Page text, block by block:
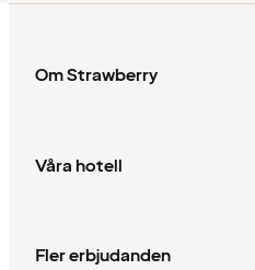
Om Strawberry
Våra hotell
Fler erbjudanden